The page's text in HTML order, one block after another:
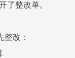
了整改单。
整改：